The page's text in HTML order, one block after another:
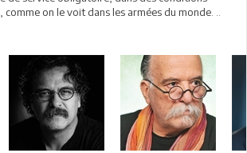
comme on le voit dans les armées du monde. ..